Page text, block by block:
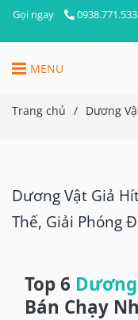
Gọi ngay
MENU
Trang chủ / Dương
Dương Vật Giả
Thế, Giải Phóng
Top 6
Bán Chạy